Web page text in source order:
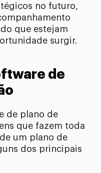
no futuro,
que estejam
surgir.
de
de plano de
que fazem toda
um plano de
dos principais